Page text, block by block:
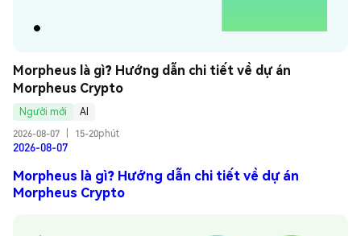
Morpheus là gì? Hướng dẫn chi tiết về dự án
Morpheus Crypto
Người mới
AI
2026-08-07
15-20phút
2026-08-07
Morpheus là gì? Hướng dẫn chi tiết về dự án
Morpheus Crypto